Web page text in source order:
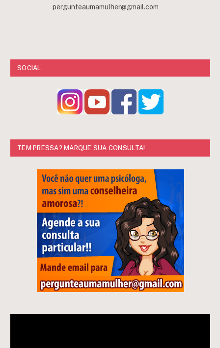
pergunteaumamulher@gmail.com
SOCIAL
TEM PRESSA? MARQUE SUA CONSULTA!